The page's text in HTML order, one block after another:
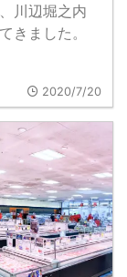
川辺堀之内
きました。
2020/7/20